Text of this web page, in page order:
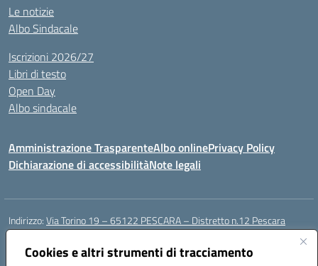
Cookies e altri strumenti di tracciamento
Le notizie
Albo Sindacale
Iscrizioni 2026/27
Libri di testo
Open Day
Albo sindacale
Amministrazione TrasparenteAlbo onlinePrivacy Policy
Dichiarazione di accessibilitàNote legali
Indirizzo:Via Torino 19 – 65122 PESCARA – Distretto n.12 Pescara
Centralino:
Posta elettronica certificata (PEC):peic835007@pec.istruzione.it